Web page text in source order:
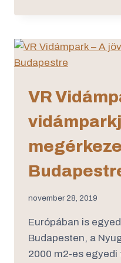
VR
november 28, 2019
Európában is
Budapesten, a
2000 m2-es egyedi